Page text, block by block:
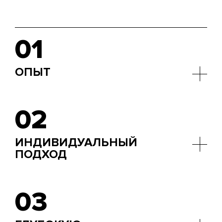
01
ОПЫТ
финансы, логистика, мода, IT, бытовая техника и
многие другие.
02
ИНДИВИДУАЛЬНЫЙ
ПОДХОД
бизнеса. В нашей работе мы опираемся на
предварительный брифинг, регулярные встречи и
детальный анализ рынка.
03